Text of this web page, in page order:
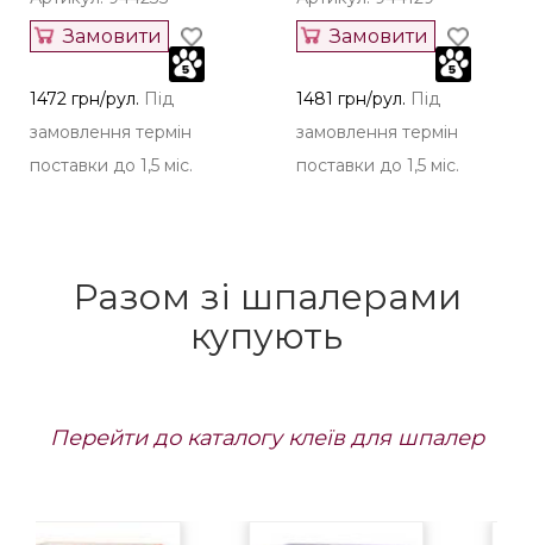
Замовити
1472 грн/рул. Під
замовлення термін
поставки до 1,5 міс.
Замовити
1481 грн/рул. Під
замовлення термін
поставки до 1,5 міс.
Разом зі шпалерами
купують
Перейти до каталогу клеїв для шпалер